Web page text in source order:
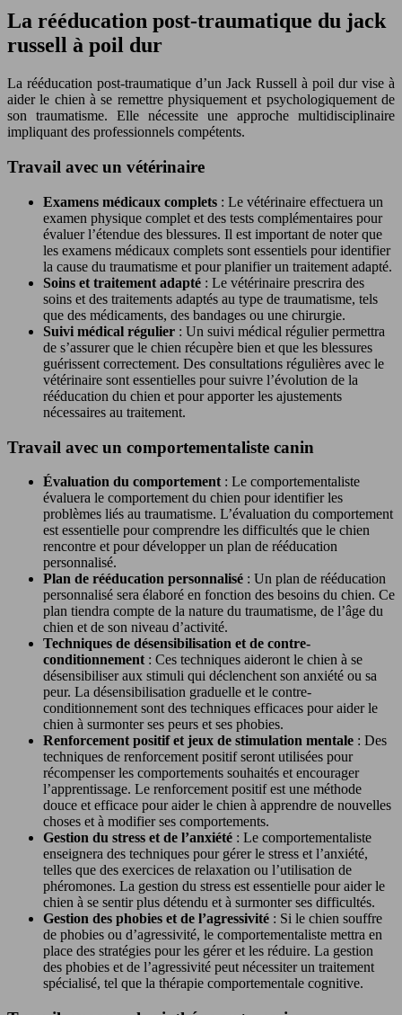
La rééducation post-traumatique du jack
russell à poil dur
La rééducation post-traumatique d’un Jack Russell à poil dur vise à
aider le chien à se remettre physiquement et psychologiquement de
son traumatisme. Elle nécessite une approche multidisciplinaire
impliquant des professionnels compétents.
Travail avec un vétérinaire
Examens médicaux complets : Le vétérinaire effectuera un
examen physique complet et des tests complémentaires pour
évaluer l’étendue des blessures. Il est important de noter que
les examens médicaux complets sont essentiels pour identifier
la cause du traumatisme et pour planifier un traitement adapté.
Soins et traitement adapté : Le vétérinaire prescrira des
soins et des traitements adaptés au type de traumatisme, tels
que des médicaments, des bandages ou une chirurgie.
Suivi médical régulier : Un suivi médical régulier permettra
de s’assurer que le chien récupère bien et que les blessures
guérissent correctement. Des consultations régulières avec le
vétérinaire sont essentielles pour suivre l’évolution de la
rééducation du chien et pour apporter les ajustements
nécessaires au traitement.
Travail avec un comportementaliste canin
Évaluation du comportement : Le comportementaliste
évaluera le comportement du chien pour identifier les
problèmes liés au traumatisme. L’évaluation du comportement
est essentielle pour comprendre les difficultés que le chien
rencontre et pour développer un plan de rééducation
personnalisé.
Plan de rééducation personnalisé : Un plan de rééducation
personnalisé sera élaboré en fonction des besoins du chien. Ce
plan tiendra compte de la nature du traumatisme, de l’âge du
chien et de son niveau d’activité.
Techniques de désensibilisation et de contre-
conditionnement : Ces techniques aideront le chien à se
désensibiliser aux stimuli qui déclenchent son anxiété ou sa
peur. La désensibilisation graduelle et le contre-
conditionnement sont des techniques efficaces pour aider le
chien à surmonter ses peurs et ses phobies.
Renforcement positif et jeux de stimulation mentale : Des
techniques de renforcement positif seront utilisées pour
récompenser les comportements souhaités et encourager
l’apprentissage. Le renforcement positif est une méthode
douce et efficace pour aider le chien à apprendre de nouvelles
choses et à modifier ses comportements.
Gestion du stress et de l’anxiété : Le comportementaliste
enseignera des techniques pour gérer le stress et l’anxiété,
telles que des exercices de relaxation ou l’utilisation de
phéromones. La gestion du stress est essentielle pour aider le
chien à se sentir plus détendu et à surmonter ses difficultés.
Gestion des phobies et de l’agressivité : Si le chien souffre
de phobies ou d’agressivité, le comportementaliste mettra en
place des stratégies pour les gérer et les réduire. La gestion
des phobies et de l’agressivité peut nécessiter un traitement
spécialisé, tel que la thérapie comportementale cognitive.